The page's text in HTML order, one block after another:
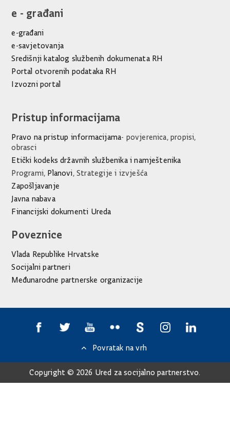
e - građani
e-građani
e-savjetovanja
Središnji katalog službenih dokumenata RH
Portal otvorenih podataka RH
Izvozni portal
Pristup informacijama
Pravo na pristup informacijama- povjerenica, propisi,
obrasci
Etički kodeks državnih službenika i namještenika
Programi, Planovi, Strategije i izvješća
Zapošljavanje
Javna nabava
Financijski dokumenti Ureda
Poveznice
Vlada Republike Hrvatske
Socijalni partneri
Međunarodne partnerske organizacije
Povratak na vrh
Copyright © 2026 Ured za socijalno partnerstvo.